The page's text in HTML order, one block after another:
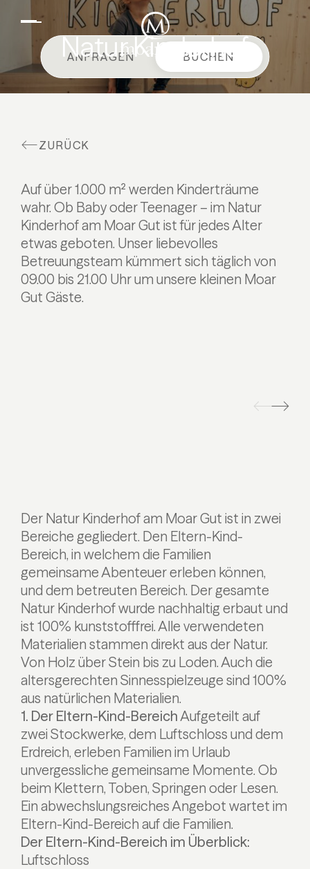
Suiten & Angebote
Familienurlaub
Moar Gut
Bauernhof
Aktiv
DE
Natur Kinderhof
ANFRAGEN BUCHEN
ZURÜCK
Auf über 1.000 m² werden Kinderträume
wahr. Ob Baby oder Teenager – im Natur
Kinderhof am Moar Gut ist für jedes Alter
etwas geboten. Unser liebevolles
Betreuungsteam kümmert sich täglich von
09.00 bis 21.00 Uhr um unsere kleinen Moar
Gut Gäste.
Der Natur Kinderhof am Moar Gut ist in zwei
Bereiche gegliedert. Den Eltern-Kind-
Bereich, in welchem die Familien
gemeinsame Abenteuer erleben können,
und dem betreuten Bereich. Der gesamte
Natur Kinderhof wurde nachhaltig erbaut und
ist 100% kunststofffrei. Alle verwendeten
Materialien stammen direkt aus der Natur.
Von Holz über Stein bis zu Loden. Auch die
altersgerechten Sinnesspielzeuge sind 100%
aus natürlichen Materialien.
1. Der Eltern-Kind-BereichAufgeteilt auf
zwei Stockwerke, dem Luftschloss und dem
Erdreich, erleben Familien im Urlaub
unvergessliche gemeinsame Momente. Ob
beim Klettern, Toben, Springen oder Lesen.
Ein abwechslungsreiches Angebot wartet im
Eltern-Kind-Bereich auf die Familien.
Der Eltern-Kind-Bereich im Überblick:
Luftschloss